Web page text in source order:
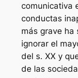
comunicativa
conductas
más grave ha
ignorar el
del s. XX y
de las